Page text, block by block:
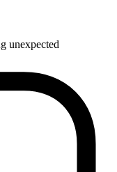
unexpected